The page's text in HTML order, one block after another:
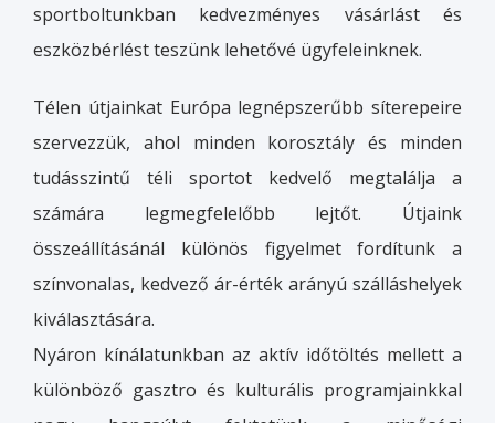
sportboltunkban kedvezményes vásárlást és
eszközbérlést teszünk lehetővé ügyfeleinknek.
Télen útjainkat Európa legnépszerűbb síterepeire
szervezzük, ahol minden korosztály és minden
tudásszintű téli sportot kedvelő megtalálja a
számára legmegfelelőbb lejtőt. Útjaink
összeállításánál különös figyelmet fordítunk a
színvonalas, kedvező ár-érték arányú szálláshelyek
kiválasztására.
Nyáron kínálatunkban az aktív időtöltés mellett a
különböző gasztro és kulturális programjainkkal